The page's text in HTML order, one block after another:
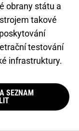
obrany státu a
takové
testování
infrastruktury.
SEZNAM